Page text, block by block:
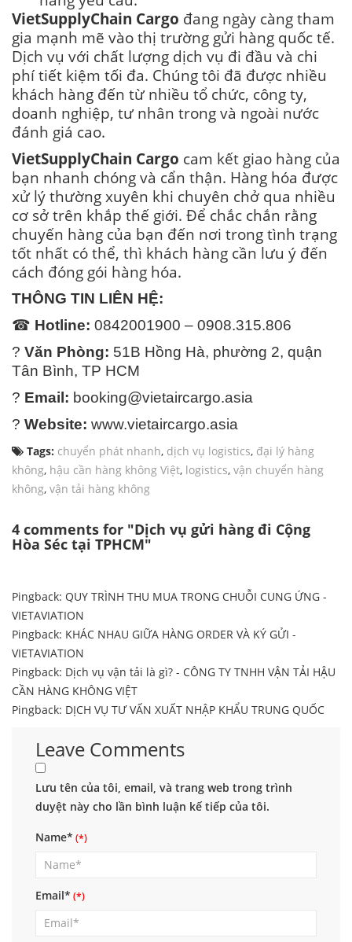
VietSupplyChain Cargo đang ngày càng tham
gia mạnh mẽ vào thị trường gửi hàng quốc tế.
Dịch vụ với chất lượng dịch vụ đi đầu và chi
phí tiết kiệm tối đa. Chúng tôi đã được nhiều
khách hàng đến từ nhiều tổ chức, công ty,
doanh nghiệp, tư nhân trong và ngoài nước
đánh giá cao.
VietSupplyChain Cargo cam kết giao hàng của
bạn nhanh chóng và cẩn thận. Hàng hóa được
xử lý thường xuyên khi chuyên chở qua nhiều
cơ sở trên khắp thế giới. Để chắc chắn rằng
chuyến hàng của bạn đến nơi trong tình trạng
tốt nhất có thể, thì khách hàng cần lưu ý đến
cách đóng gói hàng hóa.
THÔNG TIN LIÊN HỆ:
☎ Hotline: 0842001900 – 0908.315.806
? Văn Phòng: 51B Hồng Hà, phường 2, quận
Tân Bình, TP HCM
? Email: booking@vietaircargo.asia
? Website: www.vietaircargo.asia
Tags: chuyển phát nhanh, dịch vụ logistics, đại lý hàng
không, hậu cần hàng không Việt, logistics, vận chuyển hàng
không, vận tải hàng không
4 comments for "Dịch vụ gửi hàng đi Cộng
Hòa Séc tại TPHCM"
Pingback: QUY TRÌNH THU MUA TRONG CHUỖI CUNG ỨNG -
VIETAVIATION
Pingback: KHÁC NHAU GIỮA HÀNG ORDER VÀ KÝ GỬI -
VIETAVIATION
Pingback: Dịch vụ vận tải là gì? - CÔNG TY TNHH VẬN TẢI HẬU
CẦN HÀNG KHÔNG VIỆT
Pingback: DỊCH VỤ TƯ VẤN XUẤT NHẬP KHẨU TRUNG QUỐC
Leave Comments
Lưu tên của tôi, email, và trang web trong trình
duyệt này cho lần bình luận kế tiếp của tôi.
Name*
Email*